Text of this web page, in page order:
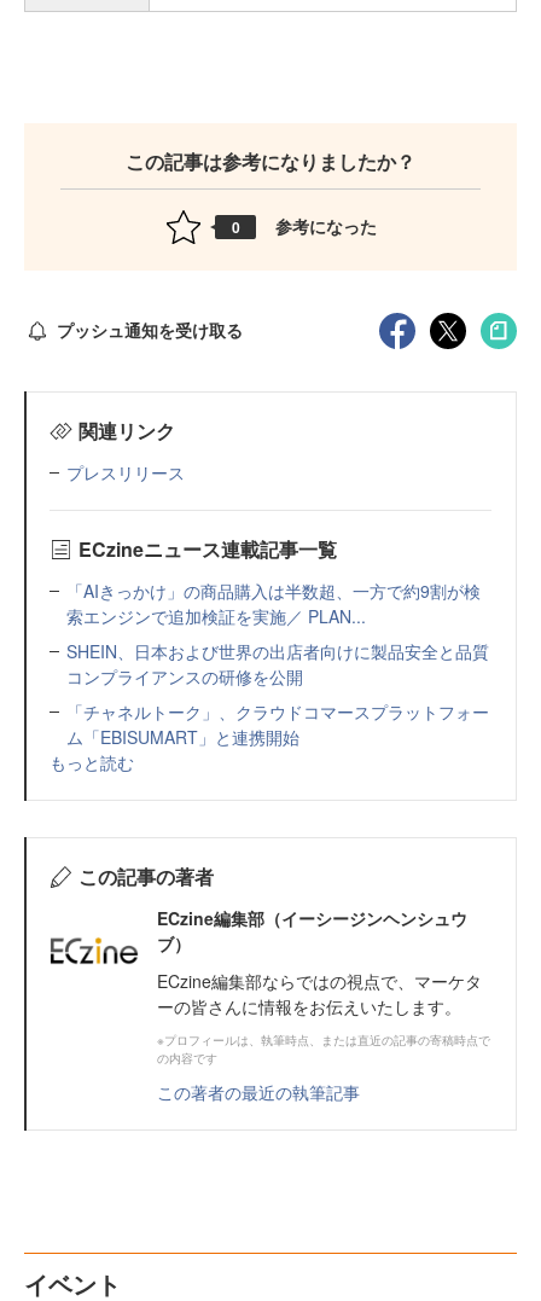
この記事は参考になりましたか？
0 参考になった
プッシュ通知を受け取る
関連リンク
プレスリリース
ECzineニュース連載記事一覧
「AIきっかけ」の商品購入は半数超、一方で約9割が検
索エンジンで追加検証を実施／ PLAN...
SHEIN、日本および世界の出店者向けに製品安全と品質
コンプライアンスの研修を公開
「チャネルトーク」、クラウドコマースプラットフォー
ム「EBISUMART」と連携開始
もっと読む
この記事の著者
ECzine編集部（イーシージンヘンシュウ
ブ）
ECzine編集部ならではの視点で、マーケタ
ーの皆さんに情報をお伝えいたします。
※プロフィールは、執筆時点、または直近の記事の寄稿時点で
の内容です
この著者の最近の執筆記事
イベント